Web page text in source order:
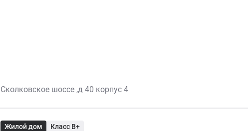
Сколковское шоссе ,д 40 корпус 4
Жилой дом Класс B+